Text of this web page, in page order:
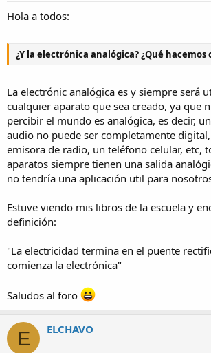
Hola a todos:
¿Y la electrónica analógica? ¿Qué hacemos
La electrónic analógica es y siempre será
cualquier aparato que sea creado, ya que
percibir el mundo es analógica, es decir,
audio no puede ser completamente
emisora de radio, un teléfono celular, etc,
aparatos siempre tienen una salida
no tendría una aplicación util para
Estuve viendo mis libros de la escuela y
definición:
"La electricidad termina en el puente
comienza la electrónica"
Saludos al foro
E ELCHAVO